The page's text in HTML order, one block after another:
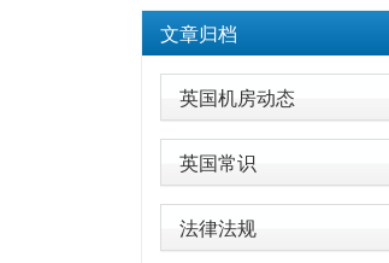
文章归档
英国机房动态
英国常识
法律法规